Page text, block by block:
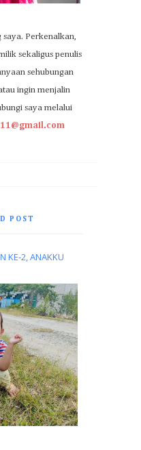
saya. Perkenalkan,
sekaligus penulis
sehubungan
ingin menjalin
saya melalui
POST
KE-2, ANAKKU